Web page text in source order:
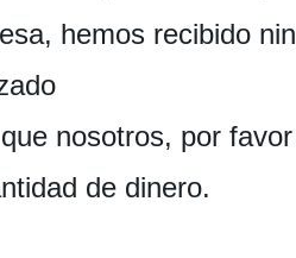
hemos recibido
nosotros, por
de dinero.